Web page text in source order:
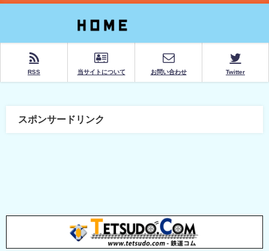
RSS 当サイトについて お問い合わせ Twitter
スポンサードリンク